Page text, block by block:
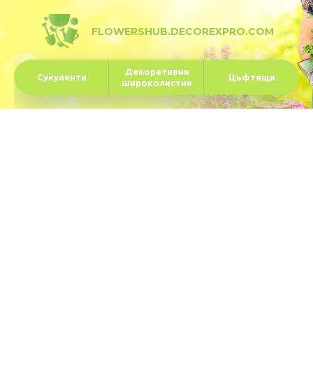
FLOWERSHUB.DECOREXPRO.COM
Сукуленти
Декоративни
широколистни
Цъфтящи